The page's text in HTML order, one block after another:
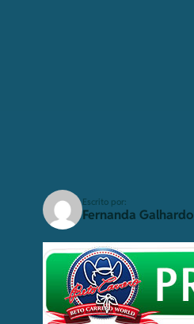
Escrito por:
Fernanda Galhardo